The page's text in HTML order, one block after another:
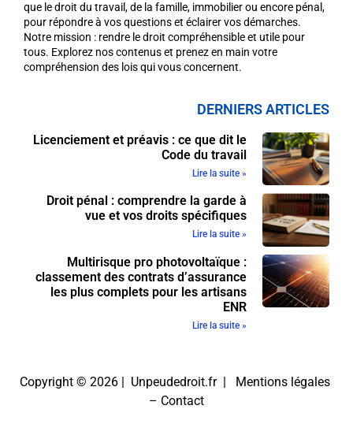
que le droit du travail, de la famille, immobilier ou encore pénal,
pour répondre à vos questions et éclairer vos démarches.
Notre mission : rendre le droit compréhensible et utile pour
tous. Explorez nos contenus et prenez en main votre
compréhension des lois qui vous concernent.
DERNIERS ARTICLES
Licenciement et préavis : ce que dit le
Code du travail
Lire la suite »
Droit pénal : comprendre la garde à
vue et vos droits spécifiques
Lire la suite »
Multirisque pro photovoltaïque :
classement des contrats d’assurance
les plus complets pour les artisans
ENR
Lire la suite »
Copyright © 2026 | Unpeudedroit.fr | Mentions légales
– Contact